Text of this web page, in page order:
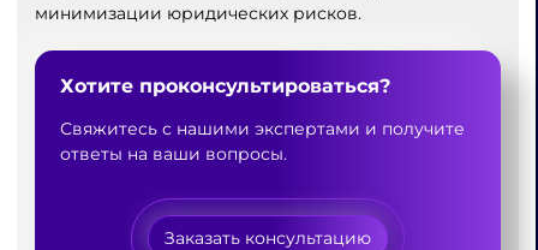
минимизации юридических рисков.
Хотите проконсультироваться?
Свяжитесь с нашими экспертами и получите
ответы на ваши вопросы.
Заказать консультацию